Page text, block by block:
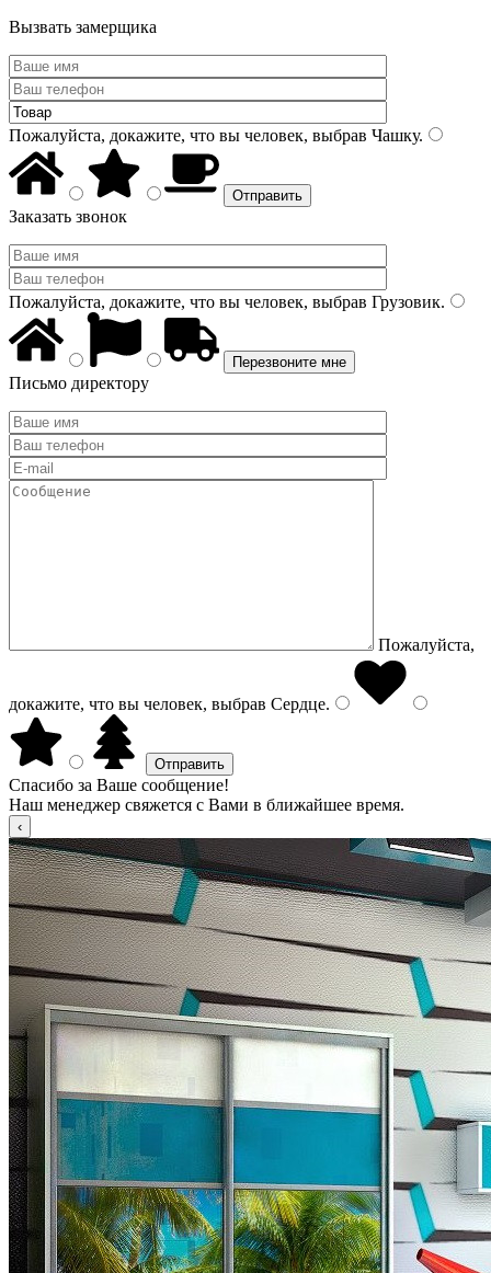
Вызвать замерщика
Пожалуйста, докажите, что вы человек, выбрав Чашку.
Заказать звонок
Пожалуйста, докажите, что вы человек, выбрав Грузовик.
Письмо директору
Пожалуйста,
докажите, что вы человек, выбрав Сердце.
Спасибо за Ваше сообщение!
Наш менеджер свяжется с Вами в ближайшее время.